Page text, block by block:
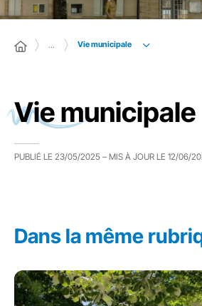
… Vie municipale
Vie municipale
PUBLIÉ LE 23/05/2025 – MIS À JOUR LE 12/06/
Dans la même